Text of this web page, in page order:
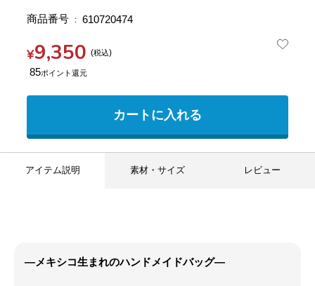
商品番号 610720474
¥9,350 税込
85
カートに入れる
アイテム説明 素材・サイズ レビュー
―メキシコ生まれのハンドメイドバッグ―